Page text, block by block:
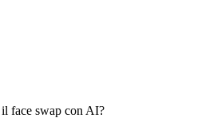
face swap con AI?